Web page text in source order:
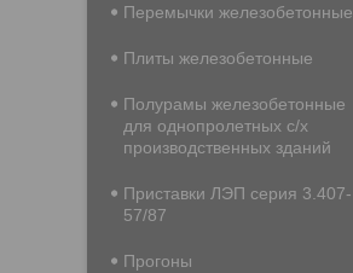
Перемычки железобетонные
Плиты железобетонные
Полурамы железобетонные
для однопролетных с/х
производственных зданий
Приставки ЛЭП серия 3.407-
57/87
Прогоны